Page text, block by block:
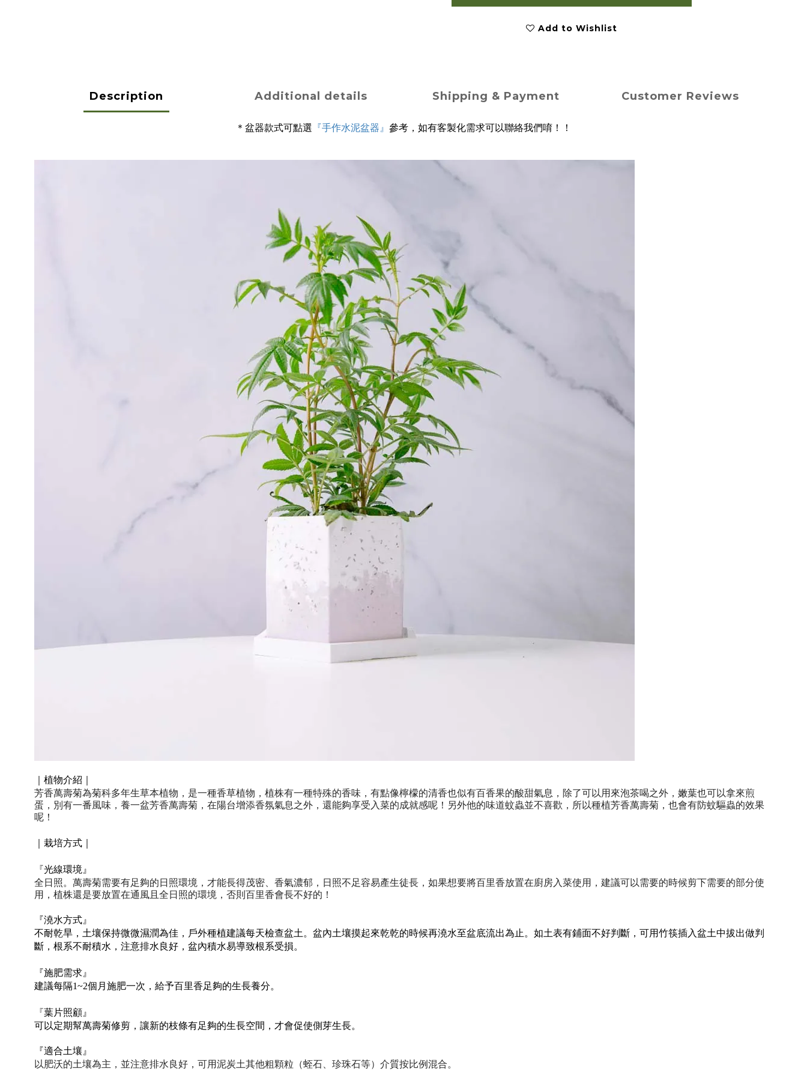
Add to Wishlist
Description Additional details Shipping & Payment Customer Reviews
＊盆器款式可點選 『手作水泥盆器』 參考，如有客製化需求可以聯絡我們唷！！
｜植物介紹｜
芳香萬壽菊為菊科多年生草本植物，是一種香草植物，植株有一種特殊的香味，有點像檸檬的清香也似有百香果的酸甜氣息，除了可以用來泡茶喝之外，嫩葉也可以拿來煎
蛋，別有一番風味，養一盆芳香萬壽菊，在陽台增添香氛氣息之外，還能夠享受入菜的成就感呢！另外他的味道蚊蟲並不喜歡，所以種植芳香萬壽菊，也會有防蚊驅蟲的效果
呢！
｜栽培方式｜
『光線環境』
全日照。萬壽菊需要有足夠的日照環境，才能長得茂密、香氣濃郁，日照不足容易產生徒長，如果想要將百里香放置在廚房入菜使用，建議可以需要的時候剪下需要的部分使
用，植株還是要放置在通風且全日照的環境，否則百里香會長不好的！
『澆水方式』
不耐乾旱，土壤保持微微濕潤為佳，戶外種植建議每天檢查盆土。盆內土壤摸起來乾乾的時候再澆水至盆底流出為止。如土表有鋪面不好判斷，可用竹筷插入盆土中拔出做判
斷，根系不耐積水，注意排水良好，盆內積水易導致根系受損。
『施肥需求』
建議每隔1~2個月施肥一次，給予百里香足夠的生長養分。
『葉片照顧』
可以定期幫萬壽菊修剪，讓新的枝條有足夠的生長空間，才會促使側芽生長。
『適合土壤』
以肥沃的土壤為主，並注意排水良好，可用泥炭土其他粗顆粒（蛭石、珍珠石等）介質按比例混合。